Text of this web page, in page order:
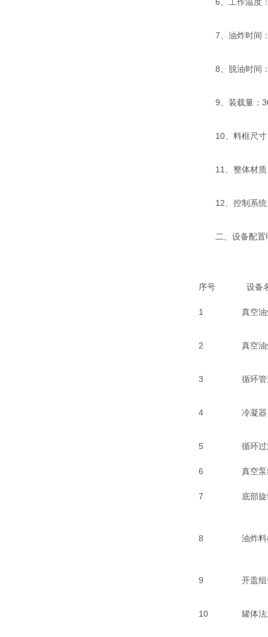
7、油炸时间：
8、脱油时间
9、装载量：
10、料框尺寸
11、整体材质
12、控制系统
二、设备配置
序号 设备
1 真空
2 真空
3 循环
4 冷凝器
5 循环
6 真空
7 底部
8 油炸
9 开盖
10 罐体